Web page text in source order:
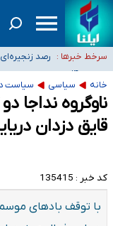
سرخط خبرها :
شیب آسیب‌های اجتماعی در
رصد
پاسپورتآسیب‌های جنگ، صدور
درخواست جلسه نمایندگان
پیمانکاری/ مصوبه دولت
خانه سیاسی سیاست
قایق دزدان
کد خبر : 135415
با توقف بادهای